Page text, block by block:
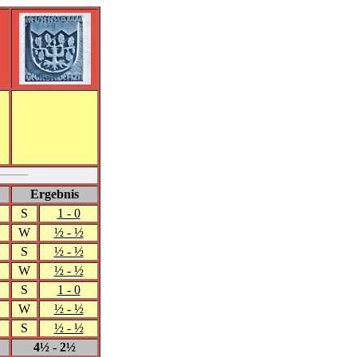
Ergebnis
S
1 - 0
W
½ - ½
S
½ - ½
W
½ - ½
S
1 - 0
W
½ - ½
S
½ - ½
4½ - 2½